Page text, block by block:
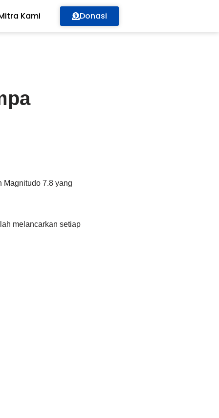
Kami Donasi
Magnitudo 7.8 yang
melancarkan setiap